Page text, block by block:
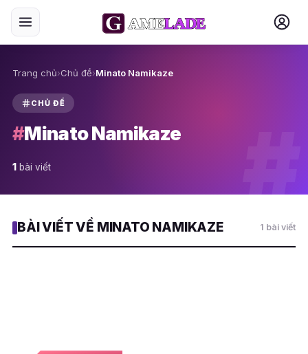
Trang chủ›Chủ đề›Minato Namikaze
CHỦ ĐỀ
#Minato Namikaze
1 bài viết #
BÀI VIẾT VỀ MINATO NAMIKAZE 1 bài viết